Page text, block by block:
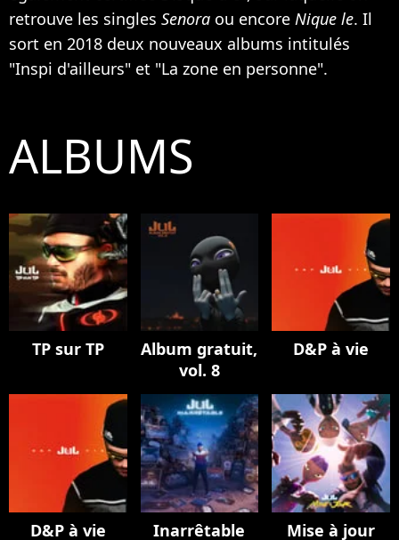
retrouve les singles Senora ou encore Nique le. Il
sort en 2018 deux nouveaux albums intitulés
"Inspi d'ailleurs" et "La zone en personne".
ALBUMS
TP sur TP
Album gratuit,
vol. 8
D&P à vie
D&P à vie Inarrêtable Mise à jour